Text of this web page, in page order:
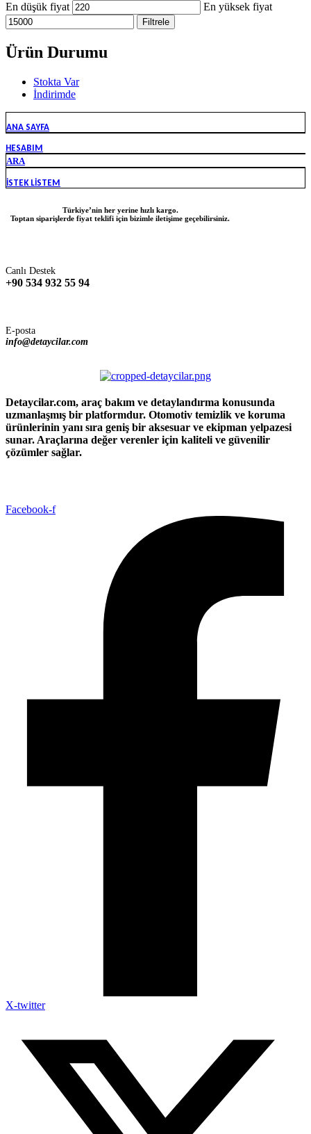
En düşük fiyat En yüksek fiyat
Filtrele
Ürün Durumu
Stokta Var
İndirimde
ANA SAYFA
HESABIM
ARA
İSTEK LISTEM
Türkiye’nin her yerine hızlı kargo.
Toptan siparişlerde fiyat teklifi için bizimle iletişime geçebilirsiniz.
Canlı Destek
+90 534 932 55 94
E-posta
info@detaycilar.com
Detaycilar.com, araç bakım ve detaylandırma konusunda
uzmanlaşmış bir platformdur. Otomotiv temizlik ve koruma
ürünlerinin yanı sıra geniş bir aksesuar ve ekipman yelpazesi
sunar. Araçlarına değer verenler için kaliteli ve güvenilir
çözümler sağlar.
Facebook-f
X-twitter